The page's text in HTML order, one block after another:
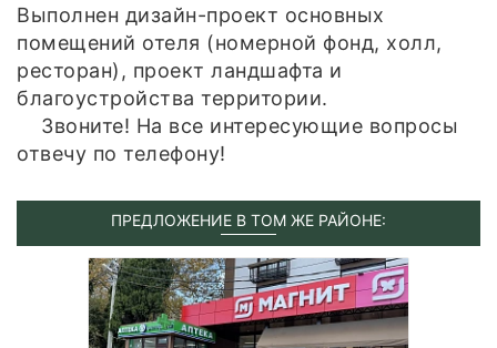
Выполнен дизайн-проект основных
помещений отеля (номерной фонд, холл,
ресторан), проект ландшафта и
благоустройства территории.
Звоните! На все интересующие вопросы
отвечу по телефону!
ПРЕДЛОЖЕНИЕ В ТОМ ЖЕ РАЙОНЕ: